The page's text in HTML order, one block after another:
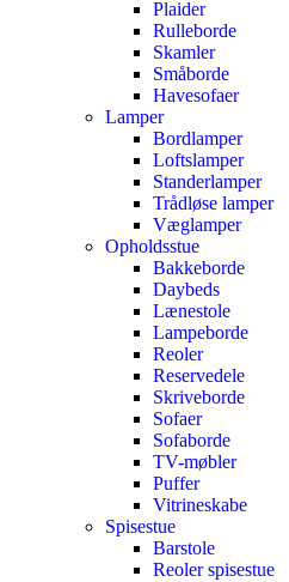
Plaider
Rulleborde
Skamler
Småborde
Havesofaer
Lamper
Bordlamper
Loftslamper
Standerlamper
Trådløse lamper
Væglamper
Opholdsstue
Bakkeborde
Daybeds
Lænestole
Lampeborde
Reoler
Reservedele
Skriveborde
Sofaer
Sofaborde
TV-møbler
Puffer
Vitrineskabe
Spisestue
Barstole
Reoler spisestue